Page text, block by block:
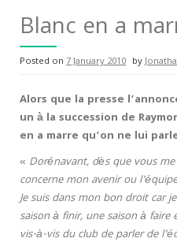
Blanc en a
Posted on 7 January 2010 by
Alors que la presse
un à la succession de
en a marre qu’on ne lui
« Dorénavant, dès que vous
concerne mon avenir ou
Je suis dans mon bon droit car
saison à finir, une saison à faire
vis-à-vis du club de parler de